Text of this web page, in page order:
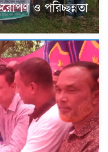
ও পরিচ্ছন্নতা